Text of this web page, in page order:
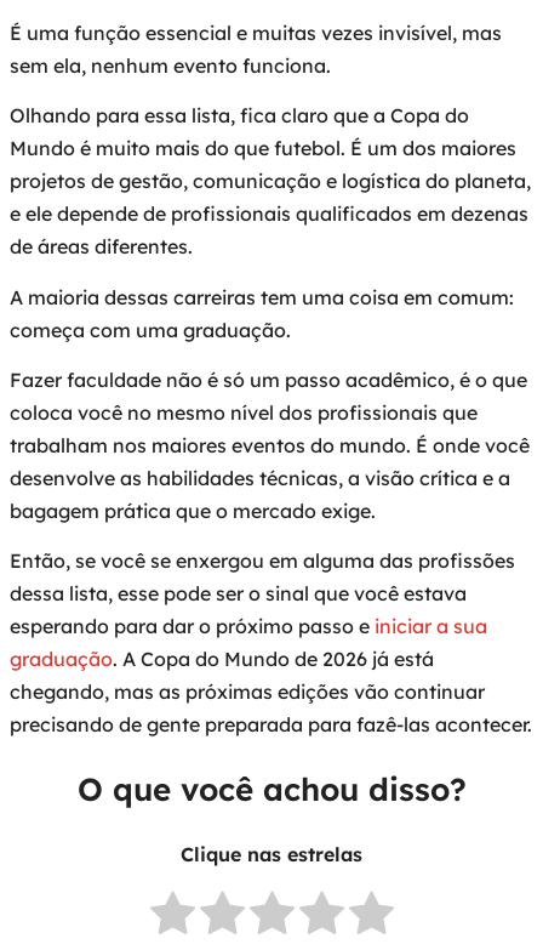
É uma função essencial e muitas vezes invisível, mas
sem ela, nenhum evento funciona.
Olhando para essa lista, fica claro que a Copa do
Mundo é muito mais do que futebol. É um dos maiores
projetos de gestão, comunicação e logística do planeta,
e ele depende de profissionais qualificados em dezenas
de áreas diferentes.
A maioria dessas carreiras tem uma coisa em comum:
começa com uma graduação.
Fazer faculdade não é só um passo acadêmico, é o que
coloca você no mesmo nível dos profissionais que
trabalham nos maiores eventos do mundo. É onde você
desenvolve as habilidades técnicas, a visão crítica e a
bagagem prática que o mercado exige.
Então, se você se enxergou em alguma das profissões
dessa lista, esse pode ser o sinal que você estava
esperando para dar o próximo passo e iniciar a sua
graduação. A Copa do Mundo de 2026 já está
chegando, mas as próximas edições vão continuar
precisando de gente preparada para fazê-las acontecer.
O que você achou disso?
Clique nas estrelas